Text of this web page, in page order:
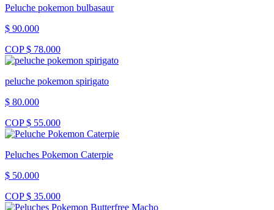
Peluche pokemon bulbasaur
$ 90.000
COP $ 78.000
peluche pokemon spirigato
$ 80.000
COP $ 55.000
Peluches Pokemon Caterpie
$ 50.000
COP $ 35.000